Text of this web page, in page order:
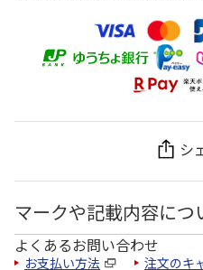
シ
マークや記載内容につ
よくあるお問い合わせ
お支払い方法 注文のキ